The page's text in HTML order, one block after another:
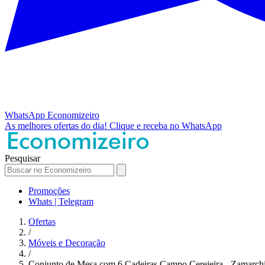
WhatsApp Economizeiro
As melhores ofertas do dia! Clique e receba no WhatsApp
Pesquisar
Promoções
Whats | Telegram
Ofertas
/
Móveis e Decoração
/